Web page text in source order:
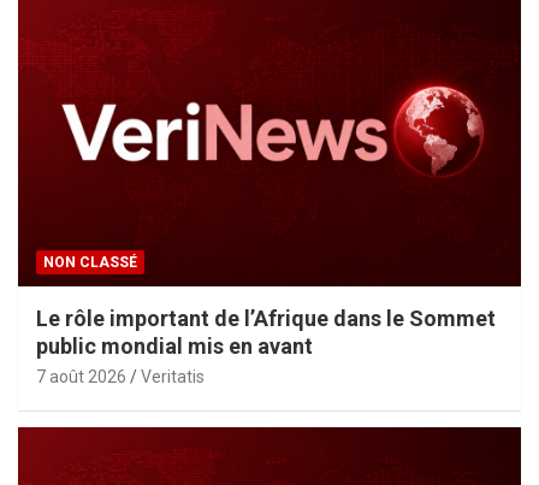
NON CLASSÉ
Le rôle important de l’Afrique dans le Sommet
public mondial mis en avant
7 août 2026 Veritatis